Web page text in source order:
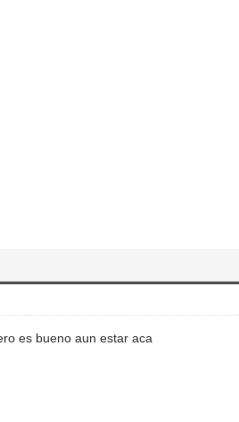
es bueno aun estar aca